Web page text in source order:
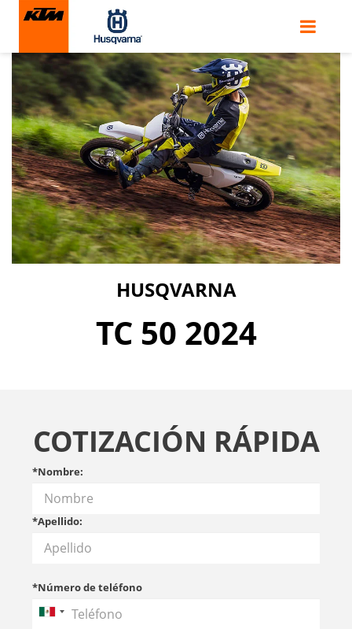
HUSQVARNA
TC 50 2024
COTIZACIÓN RÁPIDA
*Nombre:
*Apellido:
*Número de teléfono